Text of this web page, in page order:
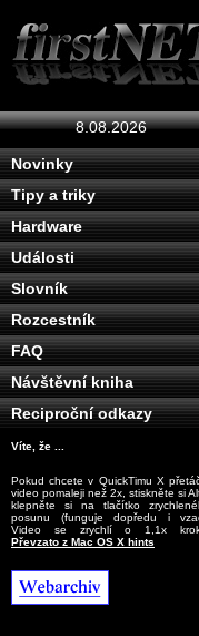
8.08.2026
Novinky
Tipy a triky
Hardware
Události
Slovník
Rozcestník
FAQ
Návštěvní kniha
Reciproční odkazy
Víte, že ...
Pokud chcete v QuickTimu X
video pomaleji než 2x, stiskněte si
klepněte si na tlačítko
posunu (funguje dopředu i
Video se zrychlí o 1,1x
Převzato z Mac OS X hints